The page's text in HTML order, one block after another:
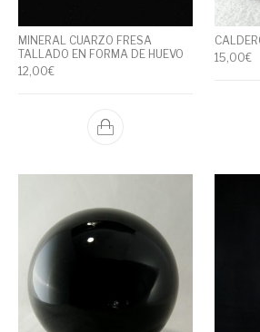
MINERAL CUARZO FRESA
TALLADO EN FORMA DE HUEVO
12,00€
15,00€